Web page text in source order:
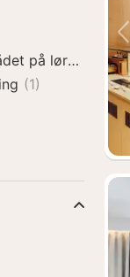
på lørdager
(1)